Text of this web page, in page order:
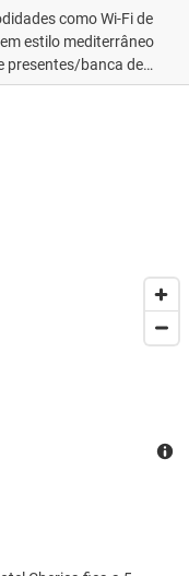
como Wi-Fi de
estilo mediterrâneo
presentes/banca de
As comodidades
fio, um business
Hotel